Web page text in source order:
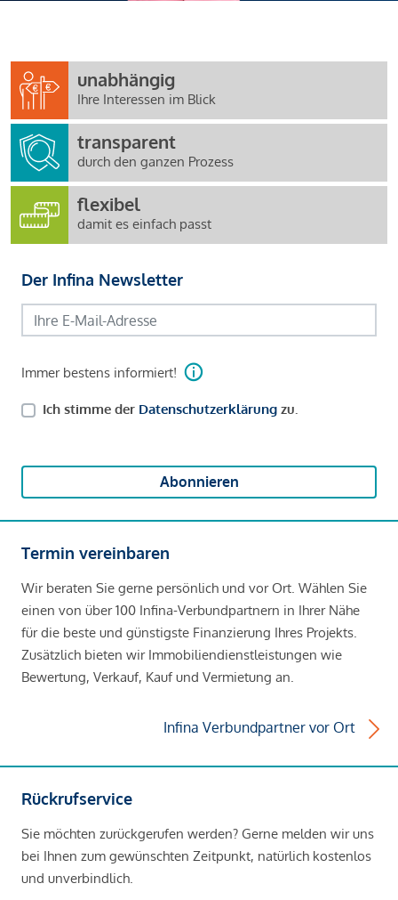
unabhängig
Ihre Interessen im Blick
transparent
durch den ganzen Prozess
flexibel
damit es einfach passt
Der Infina Newsletter
Immer bestens informiert!
Ich stimme der Datenschutzerklärung zu.
Abonnieren
Termin vereinbaren
Wir beraten Sie gerne persönlich und vor Ort. Wählen Sie
einen von über 100 Infina-Verbundpartnern in Ihrer Nähe
für die beste und günstigste Finanzierung Ihres Projekts.
Zusätzlich bieten wir Immobiliendienstleistungen wie
Bewertung, Verkauf, Kauf und Vermietung an.
Infina Verbundpartner vor Ort
Rückrufservice
Sie möchten zurückgerufen werden? Gerne melden wir uns
bei Ihnen zum gewünschten Zeitpunkt, natürlich kostenlos
und unverbindlich.